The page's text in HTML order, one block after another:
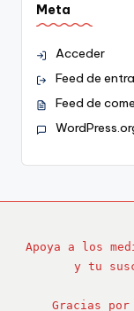
Meta
Acceder
Feed de
Feed de
Apoya a los
y tu
Gracias